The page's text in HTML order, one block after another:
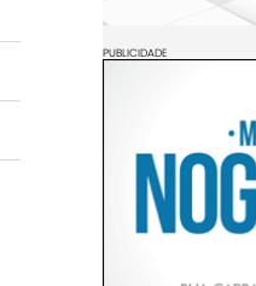
PUBLICIDADE